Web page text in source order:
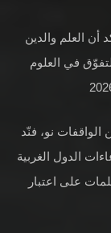
أن العلم والدين
في العلوم
وفتاة من الواقفات نو، فنّد
الدول الغربية
على اعتبار